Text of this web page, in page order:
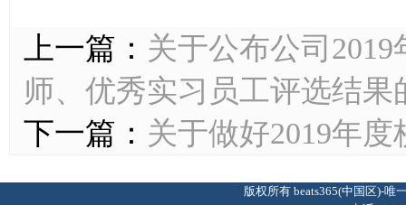
上一篇： 关于公布公司
师、优秀实习员工评选结果
下一篇： 关于做好2019年
版权所有 beats365(中国区)-